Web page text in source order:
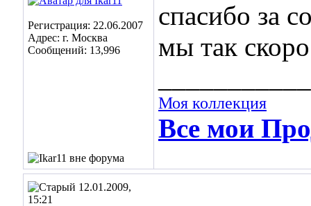
Регистрация: 22.06.2007
Адрес: г. Москва
Сообщений: 13,996
спасибо за
мы так
Моя коллекция
Все мои
12.01.2009,
15:21